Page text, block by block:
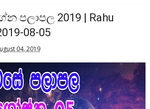
පලාපල 2019 | Rahu
08-05
04, 2019